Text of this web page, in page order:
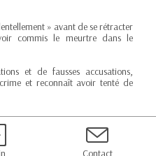
» avant de se rétracter
commis le meurtre dans le
et de fausses accusations,
et reconnaît avoir tenté de
Contact